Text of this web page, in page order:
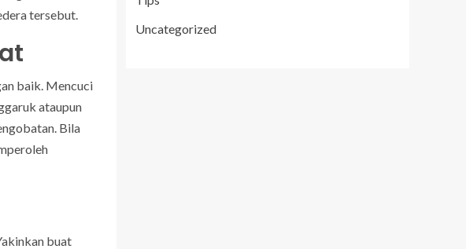
tersebut.
baik. Mencuci
ataupun
Bila
buat
Uncategorized